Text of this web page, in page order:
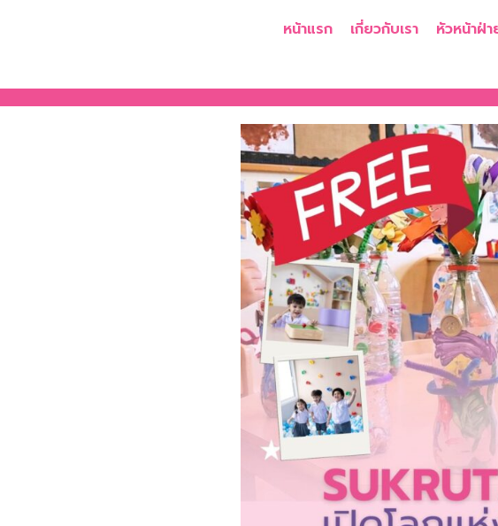
หน้าแรก เกี่ยวกับเรา หัวหน้าฝ่า